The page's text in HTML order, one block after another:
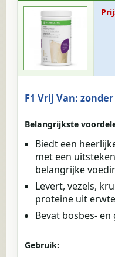
F1 Vrij Van:
Belangrijkste
Biedt een
met een
belangrijke
Levert, vezels,
proteine uit
Bevat bosbes-
Gebruik: